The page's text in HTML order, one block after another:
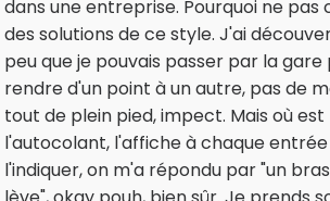
dans une entreprise. Pourquoi ne pas
des solutions de ce style. J'ai
peu que je pouvais passer par la
rendre d'un point à un autre, pas de
tout de plein pied, impect. Mais où est
l'autocolant, l'affiche à chaque
l'indiquer, on m'a répondu par "un